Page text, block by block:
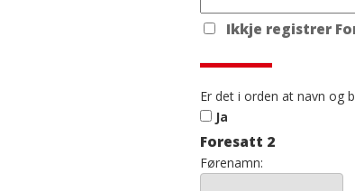
Ikkje registrer
Er det i orden at navn og
Ja
Foresatt 2
Førenamn: